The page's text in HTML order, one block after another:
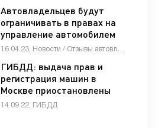
Автовладельцев будут
ограничивать в правах на
управление автомобилем
за уклонение от воинской
ГИБДД: выдача прав и
регистрация машин в
Москве приостановлены
из-за технического сбоя -
14.09.22, ГИБДД